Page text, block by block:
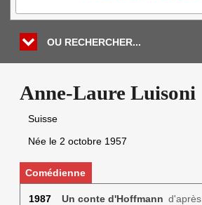
OU RECHERCHER...
Anne-Laure Luisoni
Suisse
Née le 2 octobre 1957
Comédienne
1987 Un conte d'Hoffmann d'après